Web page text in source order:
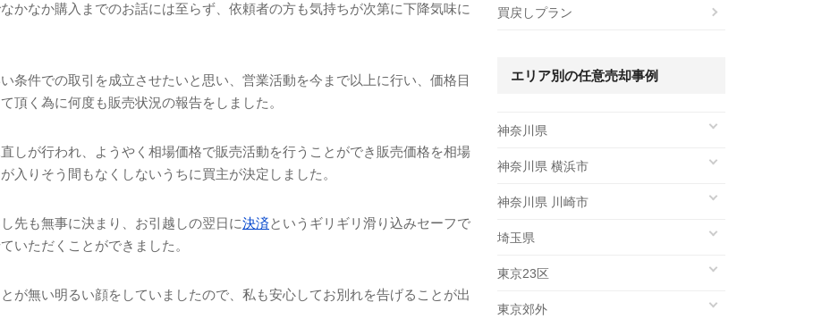
かなか購入までのお話には至らず、依頼者の方も気持ちが次第に下降気味に
条件での取引を成立させたいと思い、営業活動を今まで以上に行い、価格目
頂く為に何度も販売状況の報告をしました。
しが行われ、ようやく相場価格で販売活動を行うことができ販売価格を相場
入りそう間もなくしないうちに買主が決定しました。
先も無事に決まり、お引越しの翌日に決済というギリギリ滑り込みセーフで
いただくことができました。
が無い明るい顔をしていましたので、私も安心してお別れを告げることが出
買戻しプラン
エリア別の任意売却事例
神奈川県
神奈川県 横浜市
神奈川県 川崎市
埼玉県
東京23区
東京郊外